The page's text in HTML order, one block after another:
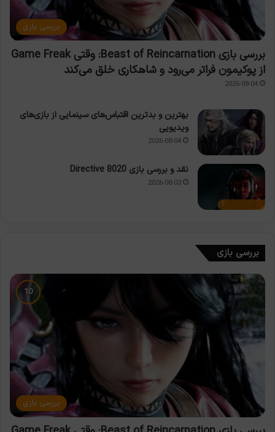
بررسی بازی
بررسی بازی Beast of Reincarnation: وقتی Game Freak
از پوکیمون فراتر می‌رود و شاهکاری خلق می‌کند
2026-08-04
بهترین و بدترین اقتباس‌های سینمایی از بازی‌های
ویدیویی
2026-08-04
7
نقد و بررسی بازی Directive 8020
2026-08-03
بررسی بازی
بررسی بازی